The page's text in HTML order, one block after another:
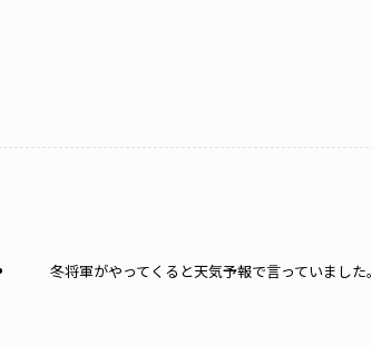
冬将軍がやってくると天気予報で言っていました。